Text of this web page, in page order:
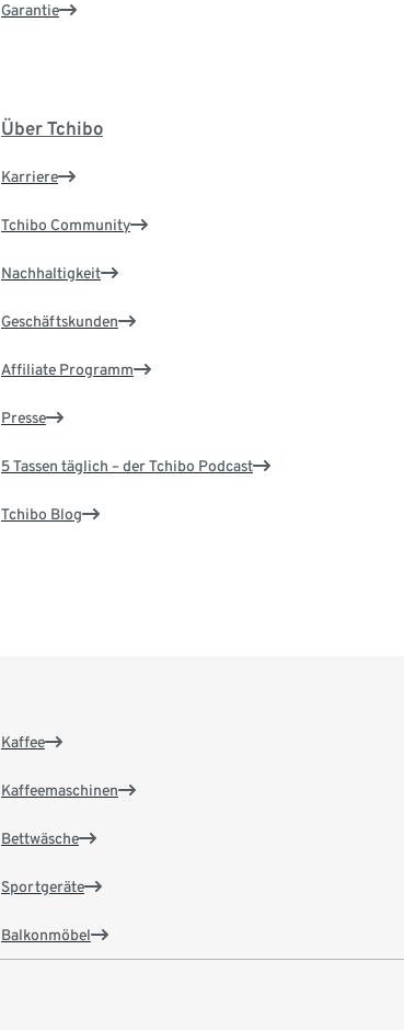
Garantie
Über Tchibo
Karriere
Tchibo Community
Nachhaltigkeit
Geschäftskunden
Affiliate Programm
Presse
5 Tassen täglich – der Tchibo Podcast
Tchibo Blog
Kaffee
Kaffeemaschinen
Bettwäsche
Sportgeräte
Balkonmöbel